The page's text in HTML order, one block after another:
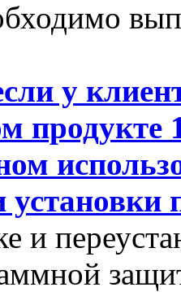
у
продукте
и